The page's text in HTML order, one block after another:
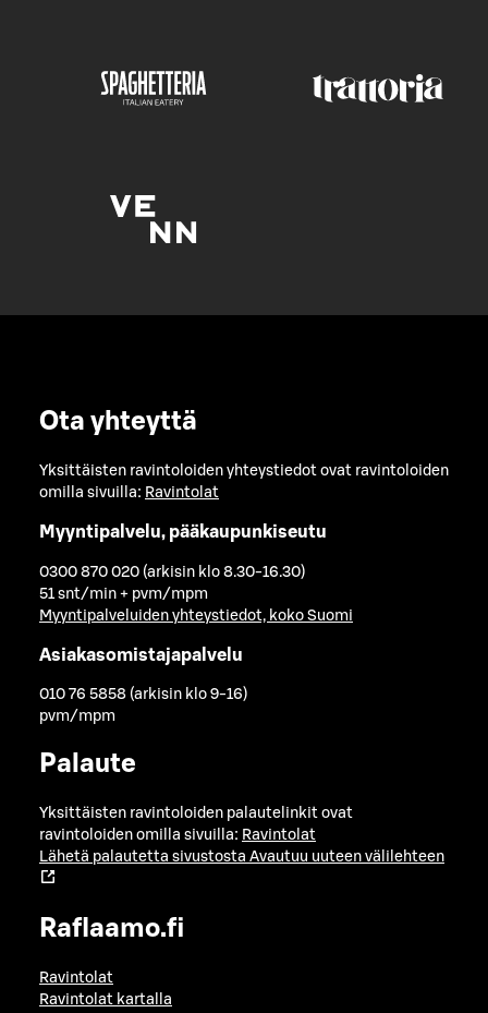
Ota yhteyttä
Yksittäisten ravintoloiden yhteystiedot ovat ravintoloiden
omilla sivuilla: Ravintolat
Myyntipalvelu, pääkaupunkiseutu
0300 870 020 (arkisin klo 8.30-16.30)
51 snt/min + pvm/mpm
Myyntipalveluiden yhteystiedot, koko Suomi
Asiakasomistajapalvelu
010 76 5858 (arkisin klo 9-16)
pvm/mpm
Palaute
Yksittäisten ravintoloiden palautelinkit ovat
ravintoloiden omilla sivuilla: Ravintolat
Lähetä palautetta sivustosta Avautuu uuteen välilehteen
Raflaamo.fi
Ravintolat
Ravintolat kartalla